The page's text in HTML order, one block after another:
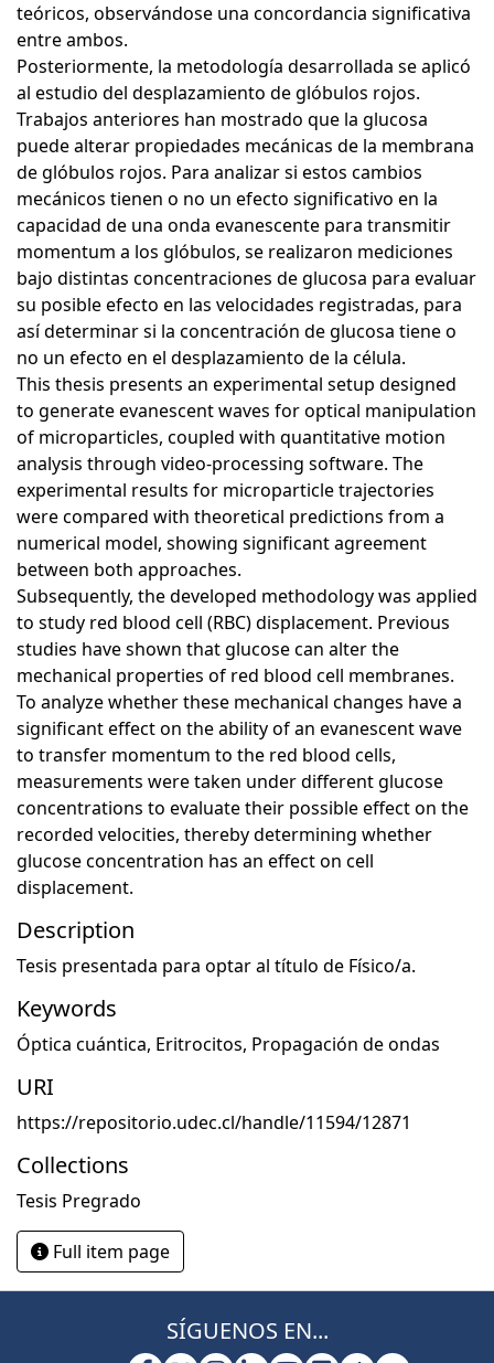
teóricos, observándose una concordancia significativa
entre ambos.
Posteriormente, la metodología desarrollada se aplicó
al estudio del desplazamiento de glóbulos rojos.
Trabajos anteriores han mostrado que la glucosa
puede alterar propiedades mecánicas de la membrana
de glóbulos rojos. Para analizar si estos cambios
mecánicos tienen o no un efecto significativo en la
capacidad de una onda evanescente para transmitir
momentum a los glóbulos, se realizaron mediciones
bajo distintas concentraciones de glucosa para evaluar
su posible efecto en las velocidades registradas, para
así determinar si la concentración de glucosa tiene o
no un efecto en el desplazamiento de la célula.
This thesis presents an experimental setup designed
to generate evanescent waves for optical manipulation
of microparticles, coupled with quantitative motion
analysis through video-processing software. The
experimental results for microparticle trajectories
were compared with theoretical predictions from a
numerical model, showing significant agreement
between both approaches.
Subsequently, the developed methodology was applied
to study red blood cell (RBC) displacement. Previous
studies have shown that glucose can alter the
mechanical properties of red blood cell membranes.
To analyze whether these mechanical changes have a
significant effect on the ability of an evanescent wave
to transfer momentum to the red blood cells,
measurements were taken under different glucose
concentrations to evaluate their possible effect on the
recorded velocities, thereby determining whether
glucose concentration has an effect on cell
displacement.
Description
Tesis presentada para optar al título de Físico/a.
Keywords
Óptica cuántica, Eritrocitos, Propagación de ondas
URI
https://repositorio.udec.cl/handle/11594/12871
Collections
Tesis Pregrado
Full item page
SÍGUENOS EN...